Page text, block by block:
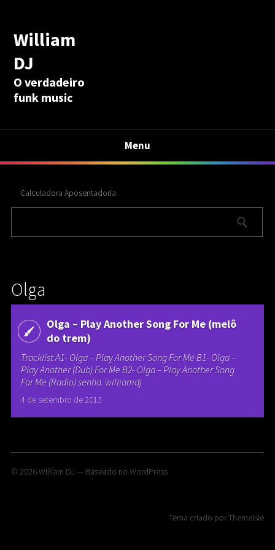
William
DJ
O verdadeiro
funk music
Menu
Calculadora Aposentadoria
Olga
Olga – Play Another Song For Me (melô
do trem)
Tracklist A1- Olga – Play Another Song For Me B1- Olga –
Play Another (Dub) For Me B2- Olga – Play Another Song
For Me (Radio) senha. williamdj
4 de setembro de 2013
© 2026William DJ — Baseado no WordPress
Tema criado porThemeIsle